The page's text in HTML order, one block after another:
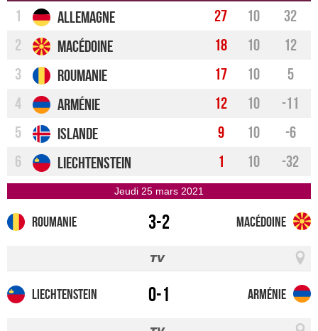
1
Allemagne 27 10
32
2
Macédoine 18 10
12
3
Roumanie 17 10
5
4
Arménie 12 10
-11
5
Islande 9 10
-6
6
Liechtenstein 1 10 -32
jeudi 25 mars 2021
Roumanie 3-2 Macédoine
Liechtenstein 0-1 Arménie